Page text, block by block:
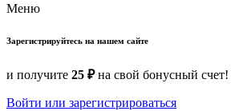
Меню
Зарегистрируйтесь на нашем сайте
и получите 25 ₽на свой бонусный счет!
Войти или зарегистрироваться